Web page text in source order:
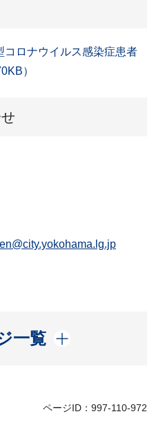
ロナウイルス感染症患者
）
一覧
く
ページID：997-110-972